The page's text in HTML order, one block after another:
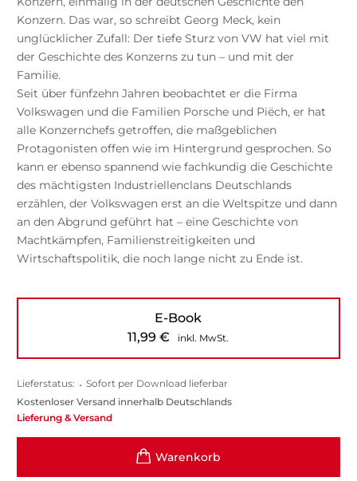
Konzern. Das war, so schreibt Georg Meck, kein
unglücklicher Zufall: Der tiefe Sturz von VW hat viel mit
der Geschichte des Konzerns zu tun – und mit der
Familie.
Seit über fünfzehn Jahren beobachtet er die Firma
Volkswagen und die Familien Porsche und Piëch, er hat
alle Konzernchefs getroffen, die maßgeblichen
Protagonisten offen wie im Hintergrund gesprochen. So
kann er ebenso spannend wie fachkundig die Geschichte
des mächtigsten Industriellenclans Deutschlands
erzählen, der Volkswagen erst an die Weltspitze und dann
an den Abgrund geführt hat – eine Geschichte von
Machtkämpfen, Familienstreitigkeiten und
Wirtschaftspolitik, die noch lange nicht zu Ende ist.
E-Book
11,99€ inkl. MwSt.
Lieferstatus: • Sofort per Download lieferbar
Kostenloser Versand innerhalb Deutschlands
Lieferung & Versand